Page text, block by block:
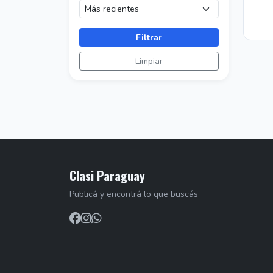
Filtrar
Limpiar
Clasi Paraguay
Publicá y encontrá lo que buscás